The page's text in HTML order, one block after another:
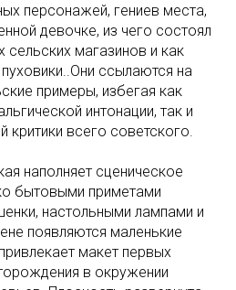
персонажей, гениев места,
девочке, из чего состоял
сельских магазинов и как
ссылаются на
примеры, избегая как
интонации, так и
критики всего советского.
наполняет сценическое
бытовыми приметами
настольными лампами и
появляются маленькие
макет первых
в окружении